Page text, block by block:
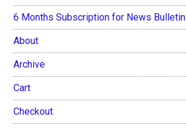
6 Months Subscription for News Bulletin
About
Archive
Cart
Checkout